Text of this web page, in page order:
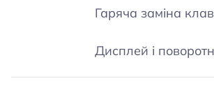
Гаряча заміна
Дисплей і